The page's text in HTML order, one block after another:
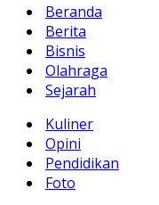
Beranda
Berita
Bisnis
Olahraga
Sejarah
Kuliner
Opini
Pendidikan
Foto